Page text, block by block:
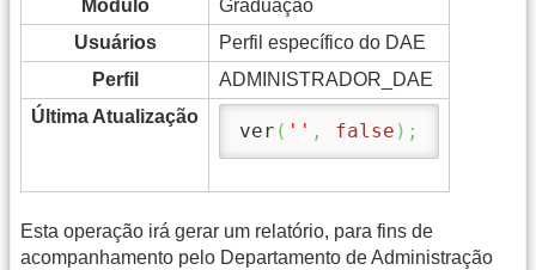
Módulo
Graduação
Usuários
Perfil específico do DAE
Perfil
ADMINISTRADOR_DAE
Última Atualização
ver ( '' , false ) ;
Esta operação irá gerar um relatório, para fins de
acompanhamento pelo Departamento de Administração